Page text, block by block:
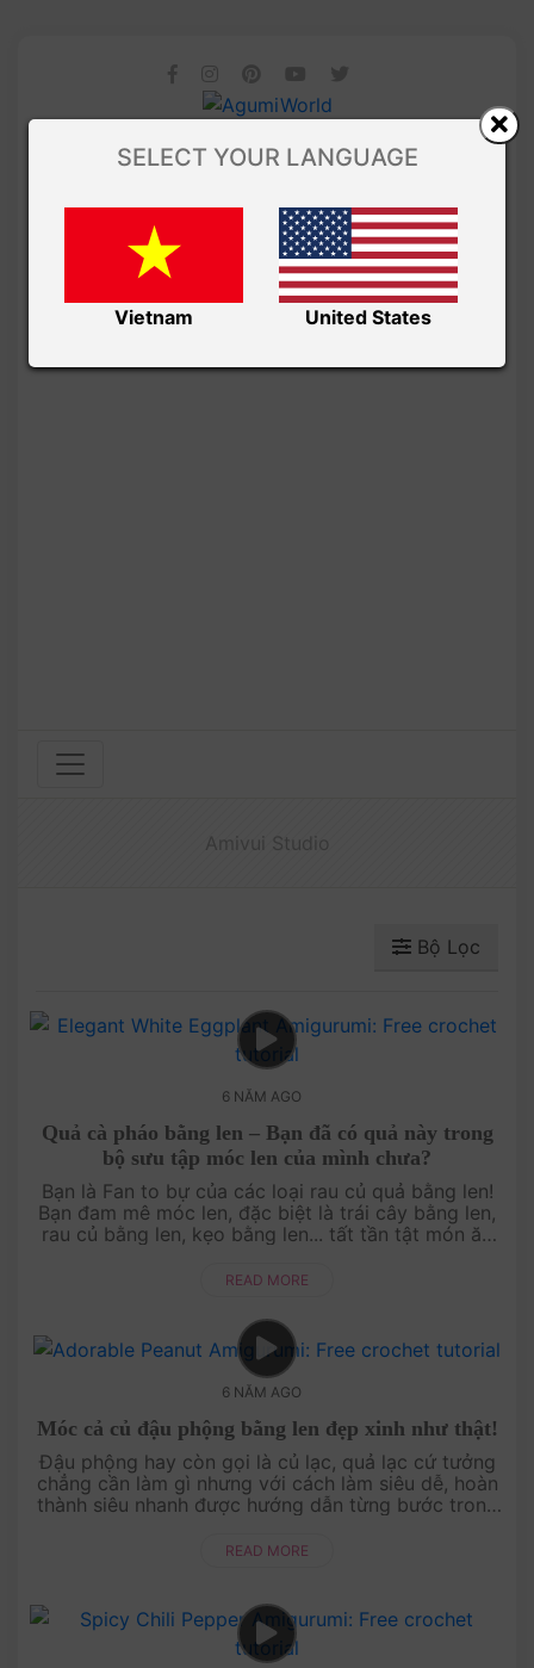
Bộ Lọc
6 NĂM AGO
Quả cà pháo bằng len – Bạn đã có quả này trong
bộ sưu tập móc len của mình chưa?
Bạn là Fan to bự của các loại rau củ quả bằng len!
Bạn đam mê móc len, đặc biệt là trái cây bằng len,
rau củ bằng len, kẹo bằng len... tất tần tật món ăn
READ MORE
6 NĂM AGO
Móc cả củ đậu phộng bằng len đẹp xinh như thật!
Đậu phộng hay còn gọi là củ lạc, quả lạc cứ tưởng
chẳng cần làm gì nhưng với cách làm siêu dễ, hoàn
thành siêu nhanh được hướng dẫn từng bước trong
READ MORE
SELECT YOUR LANGUAGE
Vietnam United States